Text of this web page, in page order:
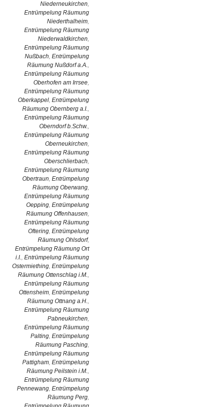
Niederneukirchen,
Entrümpelung Räumung
Niederthalheim,
Entrümpelung Räumung
Niederwaldkirchen,
Entrümpelung Räumung
Nußbach, Entrümpelung
Räumung Nußdorf a.A.,
Entrümpelung Räumung
Oberhofen am Irrsee,
Entrümpelung Räumung
Oberkappel, Entrümpelung
Räumung Obernberg a.I.,
Entrümpelung Räumung
Oberndorf b.Schw.,
Entrümpelung Räumung
Oberneukirchen,
Entrümpelung Räumung
Oberschlierbach,
Entrümpelung Räumung
Obertraun, Entrümpelung
Räumung Oberwang,
Entrümpelung Räumung
Oepping, Entrümpelung
Räumung Offenhausen,
Entrümpelung Räumung
Oftering, Entrümpelung
Räumung Ohlsdorf,
Entrümpelung Räumung Ort
i.I., Entrümpelung Räumung
Ostermiething, Entrümpelung
Räumung Ottenschlag i.M.,
Entrümpelung Räumung
Ottensheim, Entrümpelung
Räumung Ottnang a.H.,
Entrümpelung Räumung
Pabneukirchen,
Entrümpelung Räumung
Palting, Entrümpelung
Räumung Pasching,
Entrümpelung Räumung
Pattigham, Entrümpelung
Räumung Peilstein i.M.,
Entrümpelung Räumung
Pennewang, Entrümpelung
Räumung Perg,